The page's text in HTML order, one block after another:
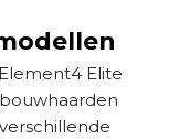
Elite